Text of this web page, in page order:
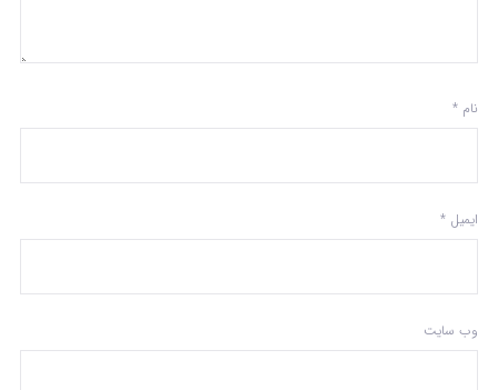
نام *
ایمیل *
وب‌ سایت